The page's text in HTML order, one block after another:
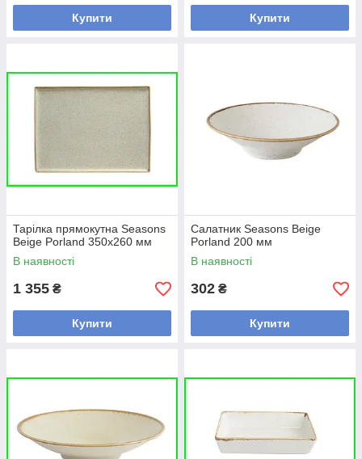
Купити Купити
Тарілка прямокутна Seasons
Beige Porland 350х260 мм
В наявності
1 355 ₴
Купити
Салатник Seasons Beige
Porland 200 мм
В наявності
302 ₴
Купити